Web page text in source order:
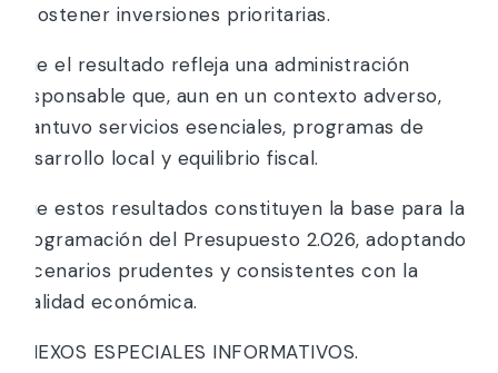
y sostener inversiones prioritarias.
Que el resultado refleja una administración
responsable que, aun en un contexto adverso,
mantuvo servicios esenciales, programas de
desarrollo local y equilibrio fiscal.
Que estos resultados constituyen la base para la
programación del Presupuesto 2.026, adoptando
escenarios prudentes y consistentes con la
realidad económica.
ANEXOS ESPECIALES INFORMATIVOS.